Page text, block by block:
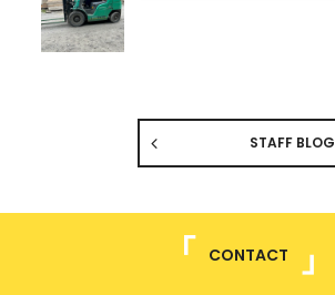
STAFF BLOG
CONTACT